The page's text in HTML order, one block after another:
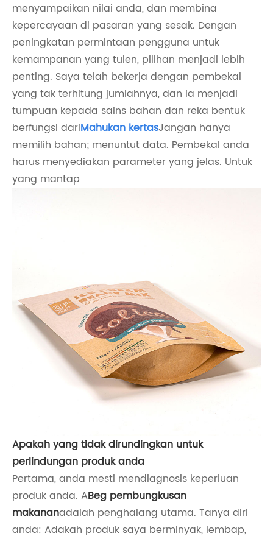
menyampaikan nilai anda, dan membina
kepercayaan di pasaran yang sesak. Dengan
peningkatan permintaan pengguna untuk
kemampanan yang tulen, pilihan menjadi lebih
penting. Saya telah bekerja dengan pembekal
yang tak terhitung jumlahnya, dan ia menjadi
tumpuan kepada sains bahan dan reka bentuk
berfungsi dariMahukan kertasJangan hanya
memilih bahan; menuntut data. Pembekal anda
harus menyediakan parameter yang jelas. Untuk
yang mantap
Apakah yang tidak dirundingkan untuk
perlindungan produk anda
Pertama, anda mesti mendiagnosis keperluan
produk anda. ABeg pembungkusan
makananadalah penghalang utama. Tanya diri
anda: Adakah produk saya berminyak, lembap,